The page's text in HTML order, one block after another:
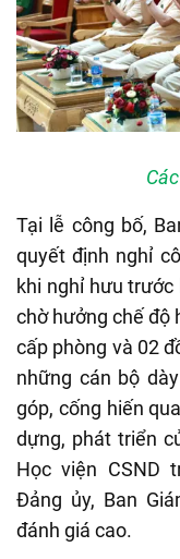
Tại lễ công bố,
quyết định nghỉ
khi nghỉ hưu
chờ hưởng chế độ
cấp phòng và 02
những cán bộ
góp, cống hiến
dựng, phát triển
Học viện CSND
Đảng ủy, Ban
đánh giá cao.